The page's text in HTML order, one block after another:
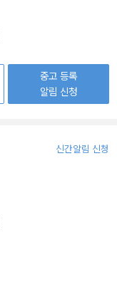
중고 등록
알림 신청
신간알림 신청